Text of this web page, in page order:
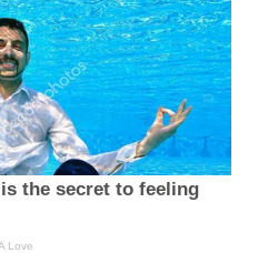
the secret to feeling
Love